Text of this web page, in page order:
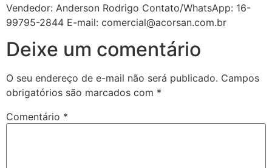
Vendedor: Anderson Rodrigo Contato/WhatsApp: 16-
99795-2844 E-mail: comercial@acorsan.com.br
Deixe um comentário
O seu endereço de e-mail não será publicado. Campos
obrigatórios são marcados com *
Comentário *